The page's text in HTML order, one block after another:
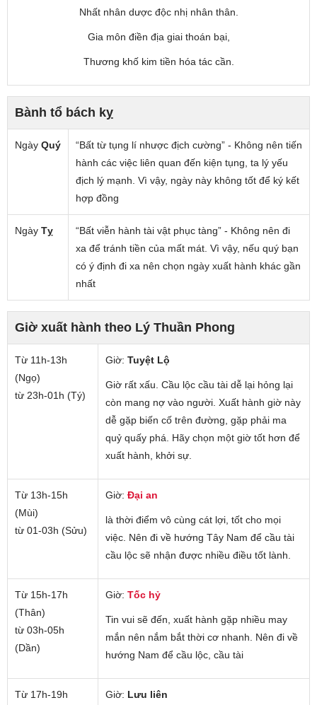
Nhất nhân dược độc nhị nhân thân.
Gia môn điền địa giai thoán bại,
Thương khố kim tiền hóa tác cần.
Bành tổ bách kỵ
Ngày Quý
“Bất từ tụng lí nhược địch cường” - Không nên tiến
hành các việc liên quan đến kiện tụng, ta lý yếu
địch lý mạnh. Vì vậy, ngày này không tốt để ký kết
hợp đồng
Ngày Tỵ
“Bất viễn hành tài vật phục tàng” - Không nên đi
xa để tránh tiền của mất mát. Vì vậy, nếu quý bạn
có ý định đi xa nên chọn ngày xuất hành khác gần
nhất
Giờ xuất hành theo Lý Thuần Phong
Từ 11h-13h
(Ngọ)
từ 23h-01h (Tý)
Giờ: Tuyệt Lộ
Giờ rất xấu. Cầu lộc cầu tài dễ lại hỏng lại
còn mang nợ vào người. Xuất hành giờ này
dễ gặp biến cố trên đường, gặp phải ma
quỷ quấy phá. Hãy chọn một giờ tốt hơn để
xuất hành, khởi sự.
Từ 13h-15h
(Mùi)
từ 01-03h (Sửu)
Giờ: Đại an
là thời điểm vô cùng cát lợi, tốt cho mọi
việc. Nên đi về hướng Tây Nam để cầu tài
cầu lộc sẽ nhận được nhiều điều tốt lành.
Từ 15h-17h
(Thân)
từ 03h-05h
(Dần)
Giờ: Tốc hỷ
Tin vui sẽ đến, xuất hành gặp nhiều may
mắn nên nắm bắt thời cơ nhanh. Nên đi về
hướng Nam để cầu lộc, cầu tài
Từ 17h-19h
Giờ: Lưu liên